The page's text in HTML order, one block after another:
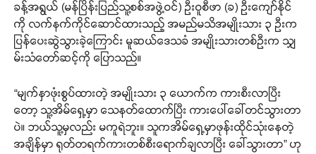
ခန့်အရွယ် (မန်ပြိန်းပြည်သူ့စစ်အဖွဲ့ဝင်) ဦးဝူစီဖာ (ခ) ဦးကျော်နိုင်
ကို လက်နက်ကိုင်ဆောင်ထားသည့် အမည်မသိအမျိုးသား ၃ ဦးက
ပြန်ပေးဆွဲသွားခဲ့ကြောင်း မူဆယ်ဒေသခံ အမျိုးသားတစ်ဦးက သျှ
မ်းသံတော်ဆင့်ကို ပြောသည်။
“မျက်နှာဖုံးစွပ်ထားတဲ့ အမျိုးသား ၃ ယောက်က ကားစီးလာပြီး
တော့ သူ့အိမ်ရှေ့မှာ သေနတ်ထောက်ပြီး ကားပေါ်ခေါ်တင်သွားတာ
ပဲ။ ဘယ်သူ့မှလည်း မကူရဲဘူး။ သူကအိမ်ရှေ့မှာဖုန်းထိုင်သုံးနေတဲ့
အချိန်မှာ ရုတ်တရက်ကားတစ်စီးရောက်ချလာပြီး ခေါ်သွားတာ” ဟု